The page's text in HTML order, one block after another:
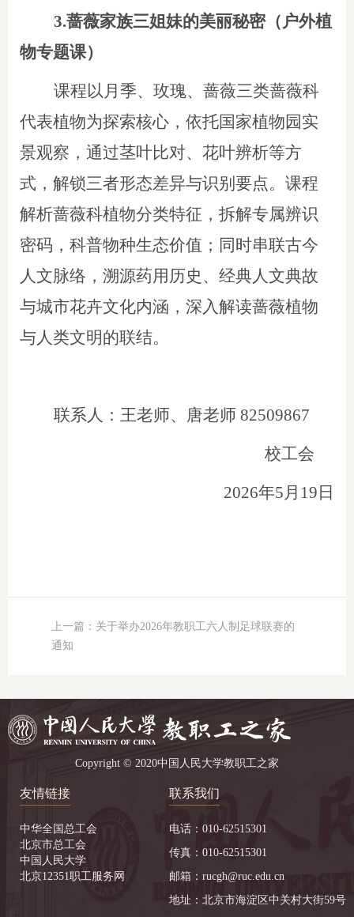
3.蔷薇家族三姐妹的美丽秘密（户外植
物专题课）
课程以月季、玫瑰、蔷薇三类蔷薇科
代表植物为探索核心，依托国家植物园实
景观察，通过茎叶比对、花叶辨析等方
式，解锁三者形态差异与识别要点。课程
解析蔷薇科植物分类特征，拆解专属辨识
密码，科普物种生态价值；同时串联古今
人文脉络，溯源药用历史、经典人文典故
与城市花卉文化内涵，深入解读蔷薇植物
与人类文明的联结。
联系人：王老师、唐老师 82509867
校工会
2026年5月19 日
上一篇：关于举办2026年教职工六人制足球联赛的
通知
Copyright © 2020中国人民大学教职工之家
友情链接
中华全国总工会
北京市总工会
中国人民大学
北京12351职工服务网
联系我们
电话：010-62515301
传真：010-62515301
邮箱：rucgh@ruc.edu.cn
地址：北京市海淀区中关村大街59号